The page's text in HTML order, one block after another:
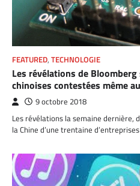
FEATURED, TECHNOLOGIE
Les révélations de
chinoises contestées même
9 octobre 2018
Les révélations la semaine dernière,
la Chine d’une trentaine